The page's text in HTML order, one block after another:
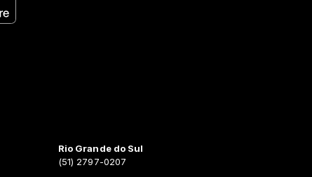
Rio Grande do Sul
(51) 2797-0207